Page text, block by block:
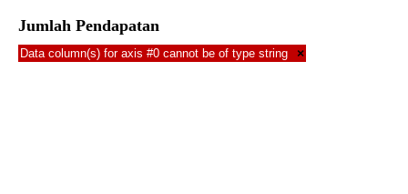
Jumlah Pendapatan
Data column(s) for axis #0 cannot be of type string ×